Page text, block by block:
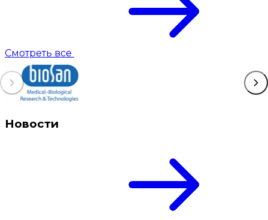
Смотреть все
Новости